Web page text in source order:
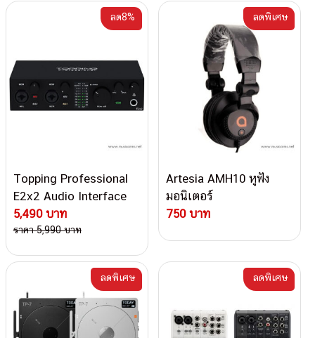
Topping Professional
E2x2 Audio Interface
2in/2out
5,490 บาท
ลด8%
ราคา 5,990 บาท
Artesia AMH10 หูฟัง
มอนิเตอร์
750 บาท
ลดพิเศษ
ลดพิเศษ ลดพิเศษ